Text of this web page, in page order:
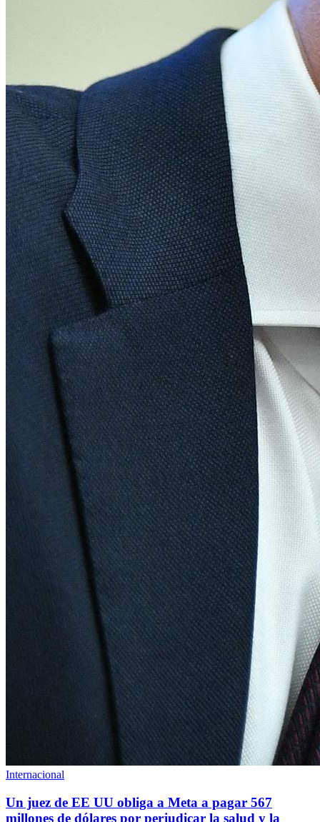
Internacional
Un juez de EE UU obliga a Meta a pagar 567
millones de dólares por perjudicar la salud y la